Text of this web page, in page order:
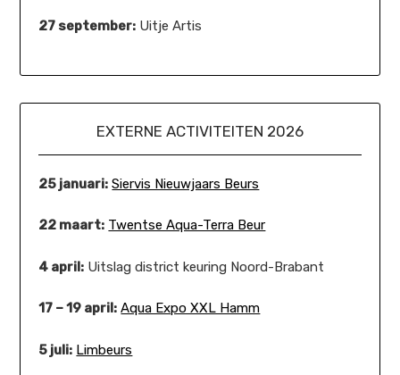
27 september: Uitje Artis
EXTERNE ACTIVITEITEN 2026
25 januari: Siervis Nieuwjaars Beurs
22 maart: Twentse Aqua-Terra Beur
4 april: Uitslag district keuring Noord-Brabant
17 – 19 april: Aqua Expo XXL Hamm
5 juli: Limbeurs